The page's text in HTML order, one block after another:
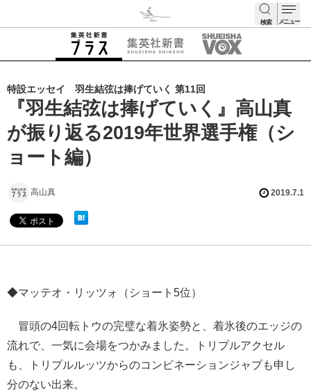
検索 メニュー
特設エッセイ 羽生結弦は捧げていく 第11回
『羽生結弦は捧げていく』高山真
が振り返る2019年世界選手権（シ
ョート編）
高山真 2019.7.1
◆マッテオ・リッツォ（ショート5位）
冒頭の4回転トウの完璧な着氷姿勢と、着氷後のエッジの
流れで、一気に会場をつかみました。トリプルアクセル
も、トリプルルッツからのコンビネーションジャプも申し
分のない出来。